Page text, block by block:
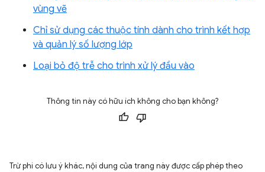
vùng vẽ
Chỉ sử dụng các thuộc tính dành cho trình kết hợp
và quản lý số lượng lớp
Loại bỏ độ trễ cho trình xử lý đầu vào
Thông tin này có hữu ích không cho bạn không?
Trừ phi có lưu ý khác, nội dung của trang này được cấp phép theo